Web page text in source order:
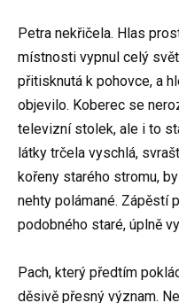
Petra nekřičela. Hlas
místnosti vypnul celý
přitisknutá k pohovce, a
objevilo. Koberec se
televizní stolek, ale i to
látky trčela vyschlá,
kořeny starého stromu,
nehty polámané. Zápěstí
podobného staré, úplně
Pach, který předtím
děsivě přesný význam.